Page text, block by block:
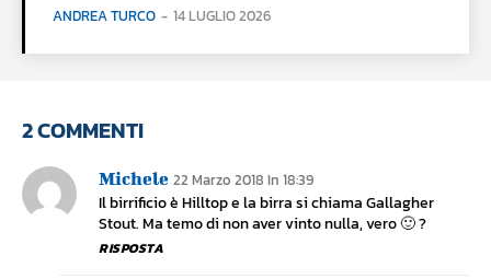
ANDREA TURCO - 14 LUGLIO 2026
2 COMMENTI
Michele 22 Marzo 2018 In 18:39
Il birrificio è Hilltop e la birra si chiama Gallagher
Stout. Ma temo di non aver vinto nulla, vero 🙂 ?
RISPOSTA